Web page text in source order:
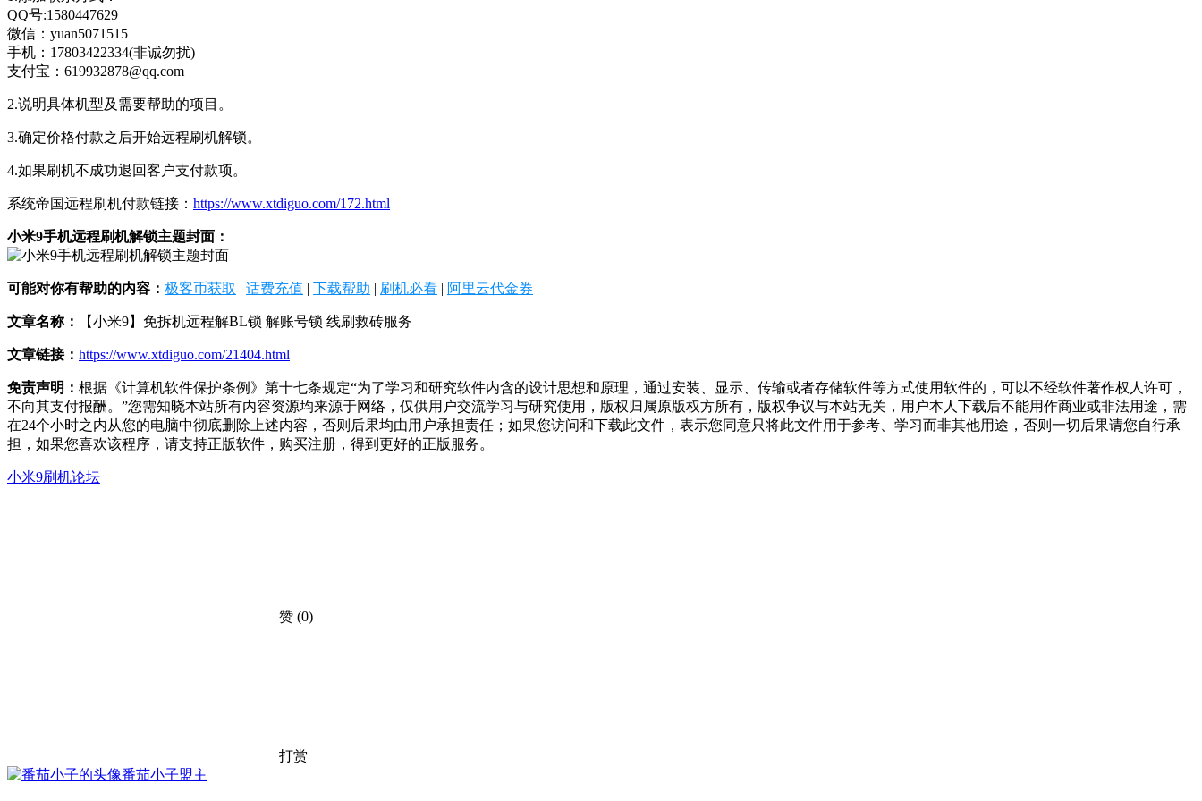
QQ号:1580447629
微信：yuan5071515
手机：17803422334(非诚勿扰)
支付宝：619932878@qq.com
2.说明具体机型及需要帮助的项目。
3.确定价格付款之后开始远程刷机解锁。
4.如果刷机不成功退回客户支付款项。
系统帝国远程刷机付款链接： https://www.xtdiguo.com/172.html
小米9手机远程刷机解锁主题封面：
可能对你有帮助的内容： 极客币获取 | 话费充值 | 下载帮助 | 刷机必看 | 阿里云代金券
文章名称： 【小米9】免拆机远程解BL锁 解账号锁 线刷救砖服务
文章链接： https://www.xtdiguo.com/21404.html
免责声明： 根据《计算机软件保护条例》第十七条规定“为了学习和研究软件内含的设计思想和原理，通过安装、显示、传输或者存储软件等方式使用软件的，可以不经软件著作权人许可，
不向其支付报酬。”您需知晓本站所有内容资源均来源于网络，仅供用户交流学习与研究使用，版权归属原版权方所有，版权争议与本站无关，用户本人下载后不能用作商业或非法用途，需
在24个小时之内从您的电脑中彻底删除上述内容，否则后果均由用户承担责任；如果您访问和下载此文件，表示您同意只将此文件用于参考、学习而非其他用途，否则一切后果请您自行承
担，如果您喜欢该程序，请支持正版软件，购买注册，得到更好的正版服务。
小米9刷机论坛
赞 (0)
打赏
番茄小子盟主